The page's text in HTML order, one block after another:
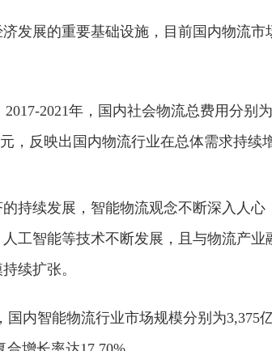
发展的重要基础设施，目前国内物流
2017-2021年，国内社会物流总费用分别
，反映出国内物流行业在总体需求持续
持续发展，智能物流观念不断深入人
工智能等技术不断发展，且与物流产
续扩张。
国内智能物流行业市场规模分别为3,375